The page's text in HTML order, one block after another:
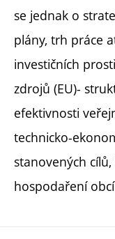
se jednak o
plány, trh práce
investičních
zdrojů (EU)-
efektivnosti
technicko-
stanovených
hospodaření